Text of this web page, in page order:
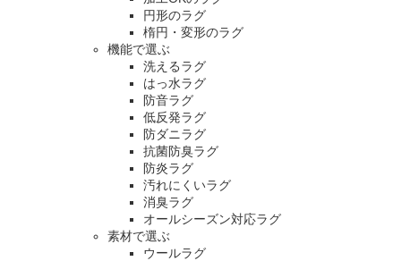
円形のラグ
楕円・変形のラグ
機能で選ぶ
洗えるラグ
はっ水ラグ
防音ラグ
低反発ラグ
防ダニラグ
抗菌防臭ラグ
防炎ラグ
汚れにくいラグ
消臭ラグ
オールシーズン対応ラグ
素材で選ぶ
ウールラグ